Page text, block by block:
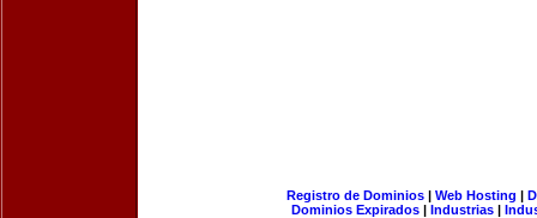
Registro de Dominios| Web Hosting |
Dominios Expirados | Industrias |